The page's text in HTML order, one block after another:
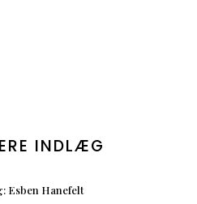
INDLÆG
Esben Hanefelt